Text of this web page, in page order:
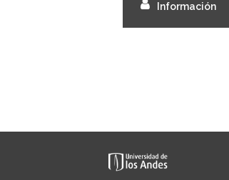
Información